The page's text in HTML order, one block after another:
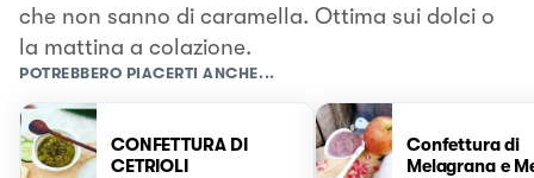
che non sanno di caramella. Ottima sui dolci o
la mattina a colazione.
POTREBBERO PIACERTI ANCHE...
CONFETTURA DI
CETRIOLI
Confettura di
Melagrana e